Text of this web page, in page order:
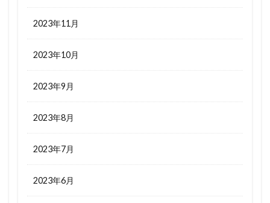
2023年11月
2023年10月
2023年9月
2023年8月
2023年7月
2023年6月